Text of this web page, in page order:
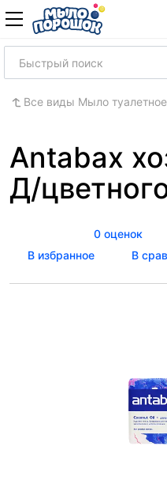
Все виды Мыло туалетное
Antabax
Д/
0 оценок
В избранное
В